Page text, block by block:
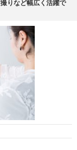
りなど幅広く活躍で